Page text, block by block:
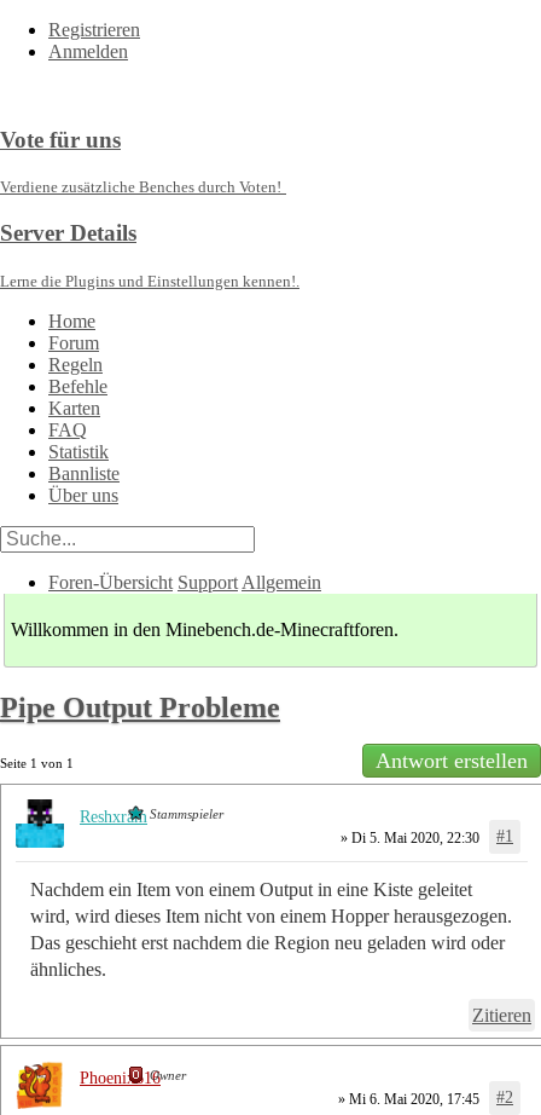
Registrieren
Anmelden
Vote für uns
Verdiene zusätzliche Benches durch Voten!
Server Details
Lerne die Plugins und Einstellungen kennen!.
Home
Forum
Regeln
Befehle
Karten
FAQ
Statistik
Bannliste
Über uns
Foren-Übersicht Support Allgemein
Willkommen in den Minebench.de-Minecraftforen.
Pipe Output Probleme
Seite 1 von 1 Antwort erstellen
» Di 5. Mai 2020, 22:30 #1
Nachdem ein Item von einem Output in eine Kiste geleitet
wird, wird dieses Item nicht von einem Hopper herausgezogen.
Das geschieht erst nachdem die Region neu geladen wird oder
ähnliches.
Zitieren
Reshxram Stammspieler
» Mi 6. Mai 2020, 17:45 #2
Phoenix616Owner